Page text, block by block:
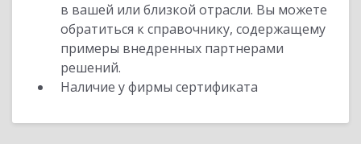
в вашей или близкой отрасли. Вы можете
обратиться к справочнику, содержащему
примеры внедренных партнерами
решений.
Наличие у фирмы сертификата